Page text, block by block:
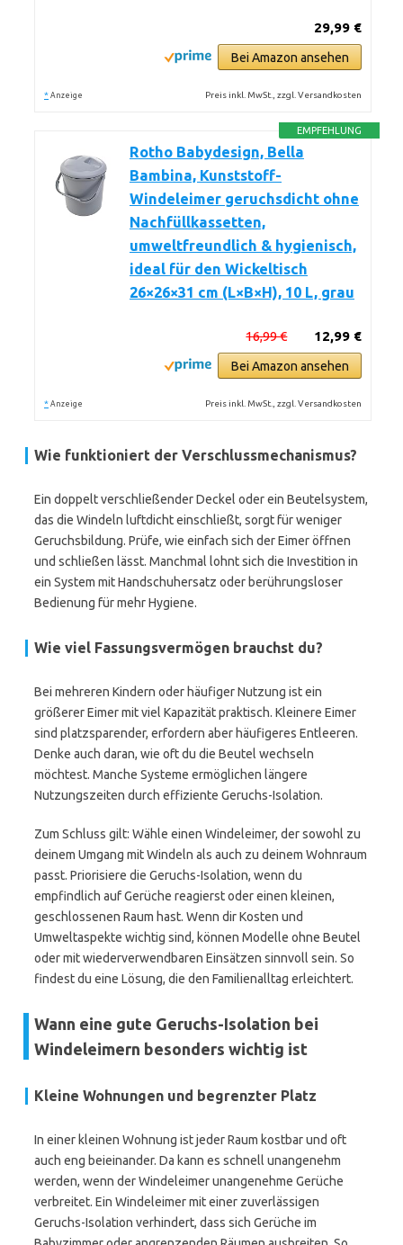
29,99 €
Bei Amazon ansehen
* Anzeige Preis inkl. MwSt., zzgl. Versandkosten
EMPFEHLUNG
Rotho Babydesign, Bella
Bambina, Kunststoff-
Windeleimer geruchsdicht ohne
Nachfüllkassetten,
umweltfreundlich & hygienisch,
ideal für den Wickeltisch
26×26×31 cm (L×B×H), 10 L, grau
12,99 €
16,99 €
Bei Amazon ansehen
* Anzeige Preis inkl. MwSt., zzgl. Versandkosten
Wie funktioniert der Verschlussmechanismus?
Ein doppelt verschließender Deckel oder ein Beutelsystem,
das die Windeln luftdicht einschließt, sorgt für weniger
Geruchsbildung. Prüfe, wie einfach sich der Eimer öffnen
und schließen lässt. Manchmal lohnt sich die Investition in
ein System mit Handschuhersatz oder berührungsloser
Bedienung für mehr Hygiene.
Wie viel Fassungsvermögen brauchst du?
Bei mehreren Kindern oder häufiger Nutzung ist ein
größerer Eimer mit viel Kapazität praktisch. Kleinere Eimer
sind platzsparender, erfordern aber häufigeres Entleeren.
Denke auch daran, wie oft du die Beutel wechseln
möchtest. Manche Systeme ermöglichen längere
Nutzungszeiten durch effiziente Geruchs-Isolation.
Zum Schluss gilt: Wähle einen Windeleimer, der sowohl zu
deinem Umgang mit Windeln als auch zu deinem Wohnraum
passt. Priorisiere die Geruchs-Isolation, wenn du
empfindlich auf Gerüche reagierst oder einen kleinen,
geschlossenen Raum hast. Wenn dir Kosten und
Umweltaspekte wichtig sind, können Modelle ohne Beutel
oder mit wiederverwendbaren Einsätzen sinnvoll sein. So
findest du eine Lösung, die den Familienalltag erleichtert.
Wann eine gute Geruchs-Isolation bei
Windeleimern besonders wichtig ist
Kleine Wohnungen und begrenzter Platz
In einer kleinen Wohnung ist jeder Raum kostbar und oft
auch eng beieinander. Da kann es schnell unangenehm
werden, wenn der Windeleimer unangenehme Gerüche
verbreitet. Ein Windeleimer mit einer zuverlässigen
Geruchs-Isolation verhindert, dass sich Gerüche im